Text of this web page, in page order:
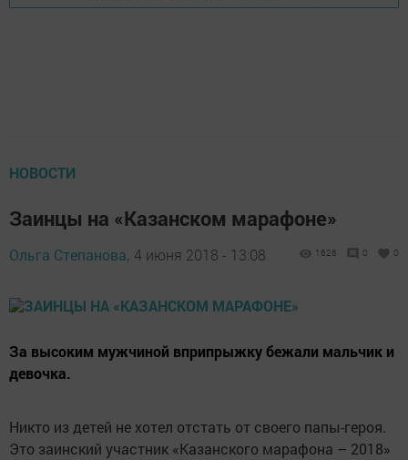
НОВОСТИ
Заинцы на «Казанском марафоне»
Ольга Степанова, 4 июня 2018 - 13:08 1626 0 0
За высоким мужчиной вприпрыжку бежали мальчик и
девочка.
Никто из детей не хотел отстать от своего папы-героя.
Это заинский участник «Казанского марафона – 2018»